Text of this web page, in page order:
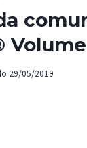
29/05/2019